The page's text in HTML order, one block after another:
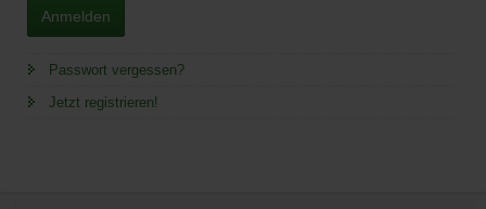
Anmelden
Passwort vergessen?
Jetzt registrieren!